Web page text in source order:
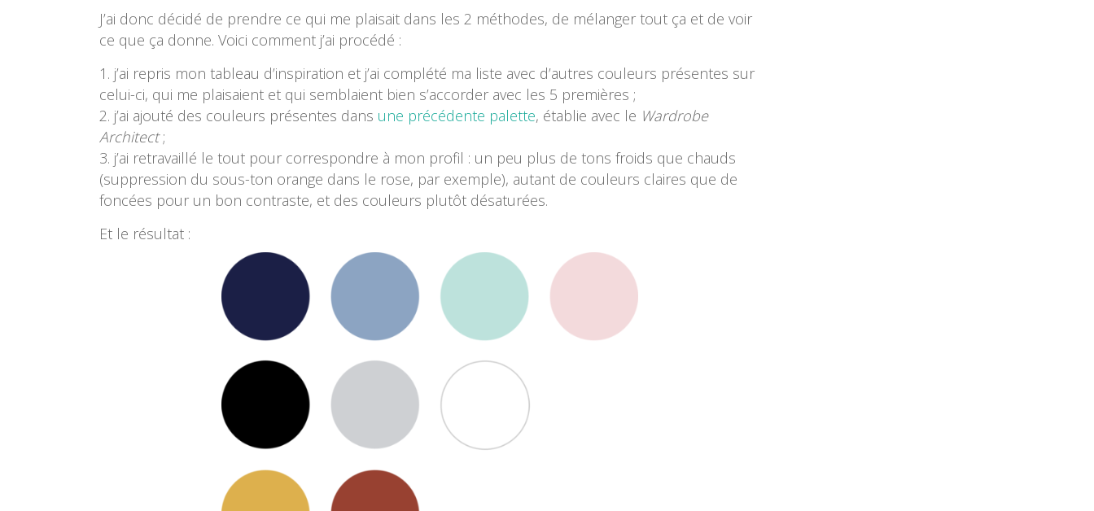
J’ai donc décidé de prendre ce qui me plaisait dans les 2 méthodes, de mélanger tout ça et de voir
ce que ça donne. Voici comment j’ai procédé :
j’ai repris mon tableau d’inspiration et j’ai complété ma liste avec d’autres couleurs présentes sur
celui-ci, qui me plaisaient et qui semblaient bien s’accorder avec les 5 premières ;
j’ai ajouté des couleurs présentes dans une précédente palette, établie avec le Wardrobe
Architect;
j’ai retravaillé le tout pour correspondre à mon profil : un peu plus de tons froids que chauds
(suppression du sous-ton orange dans le rose, par exemple), autant de couleurs claires que de
foncées pour un bon contraste, et des couleurs plutôt désaturées.
Et le résultat :